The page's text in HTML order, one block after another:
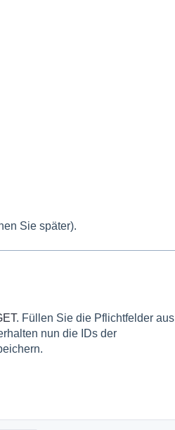
Sie später).
. Füllen Sie die Pflichtfelder aus
nun die IDs der